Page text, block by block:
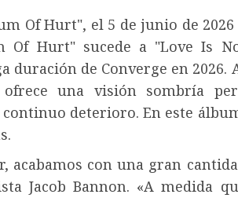
Of Hurt", el 5 de junio de 2026
Of Hurt" sucede a "Love Is
duración de Converge en 2026.
una visión sombría
deterioro. En este
acabamos con una gran
Jacob Bannon. «A medida